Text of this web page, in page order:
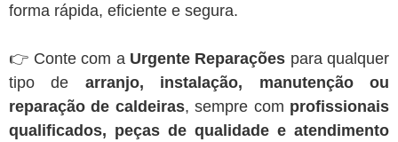
forma rápida, eficiente e segura.
👉 Conte com a Urgente Reparações para qualquer
tipo de arranjo, instalação, manutenção ou
reparação de caldeiras, sempre com profissionais
qualificados, peças de qualidade e atendimento